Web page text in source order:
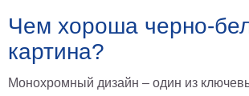
Чем хороша черно-
картина?
Монохромный дизайн – один из